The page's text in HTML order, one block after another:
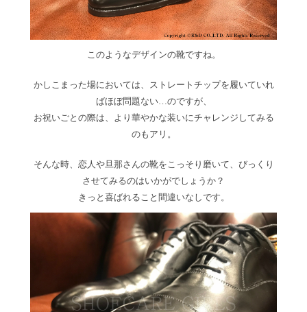
このようなデザインの靴ですね。
かしこまった場においては、ストレートチップを履いていれ
ばほぼ問題ない…のですが、
お祝いごとの際は、より華やかな装いにチャレンジしてみる
のもアリ。
そんな時、恋人や旦那さんの靴をこっそり磨いて、びっくり
させてみるのはいかがでしょうか？
きっと喜ばれること間違いなしです。